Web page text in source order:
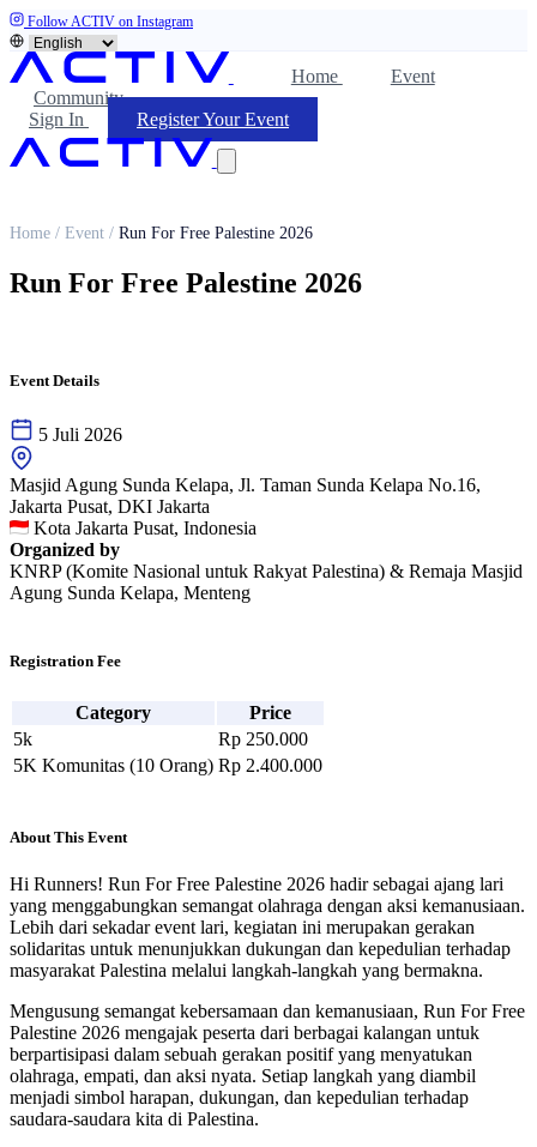
Follow ACTIV on Instagram
Home
Event
Community
Sign In
Register Your Event
Home / Event / Run For Free Palestine 2026
Run For Free Palestine 2026
Event Details
5 Juli 2026
Masjid Agung Sunda Kelapa, Jl. Taman Sunda Kelapa No.16,
Jakarta Pusat, DKI Jakarta
Kota Jakarta Pusat, Indonesia
Organized by
KNRP (Komite Nasional untuk Rakyat Palestina) & Remaja Masjid
Agung Sunda Kelapa, Menteng
Registration Fee
Category
Price
5k
Rp 250.000
5K Komunitas (10 Orang) Rp 2.400.000
About This Event
Hi Runners! Run For Free Palestine 2026 hadir sebagai ajang lari
yang menggabungkan semangat olahraga dengan aksi kemanusiaan.
Lebih dari sekadar event lari, kegiatan ini merupakan gerakan
solidaritas untuk menunjukkan dukungan dan kepedulian terhadap
masyarakat Palestina melalui langkah-langkah yang bermakna.
Mengusung semangat kebersamaan dan kemanusiaan, Run For Free
Palestine 2026 mengajak peserta dari berbagai kalangan untuk
berpartisipasi dalam sebuah gerakan positif yang menyatukan
olahraga, empati, dan aksi nyata. Setiap langkah yang diambil
menjadi simbol harapan, dukungan, dan kepedulian terhadap
saudara-saudara kita di Palestina.